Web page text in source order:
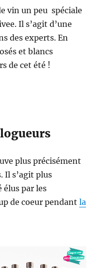
vin un peu spéciale
Il s’agit d’une
des experts. En
et blancs
de cet été !
plus précisément
Il s’agit plus
élus par les
de coeur pendantla